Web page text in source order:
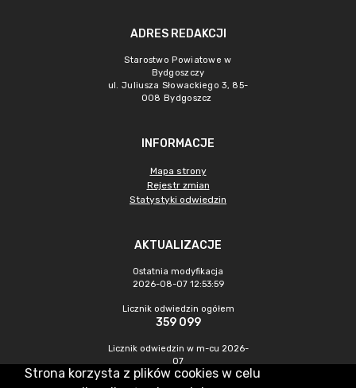
ADRES REDAKCJI
Starostwo Powiatowe w
Bydgoszczy
ul. Juliusza Słowackiego 3, 85-
008 Bydgoszcz
INFORMACJE
Mapa strony
Rejestr zmian
Statystyki odwiedzin
AKTUALIZACJE
Ostatnia modyfikacja
2026-08-07 12:53:59
Licznik odwiedzin ogółem
359 099
Licznik odwiedzin w m-cu 2026-
07
994
Strona korzysta z plików cookies w celu